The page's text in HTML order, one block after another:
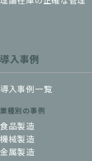
導入事例
導入事例一覧
業種別の事例
食品製造
機械製造
金属製造